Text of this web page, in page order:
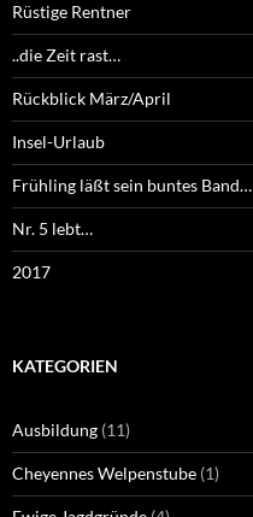
Rüstige Rentner
..die Zeit rast…
Rückblick März/April
Insel-Urlaub
Frühling läßt sein buntes Band…
Nr. 5 lebt…
2017
KATEGORIEN
Ausbildung (11)
Cheyennes Welpenstube (1)